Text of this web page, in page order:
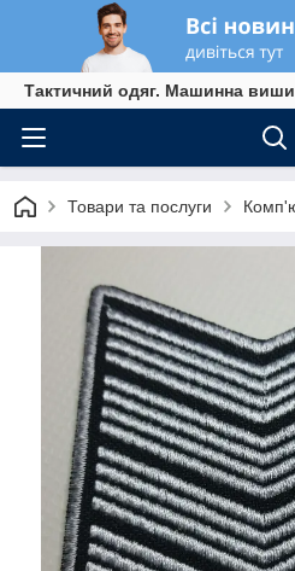
Тактичний одяг. Машинна
Товари та послуги